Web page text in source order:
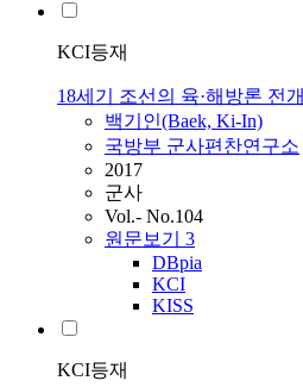
KCI등재
18세기 조선의 육·해방론 전개
백기인(Baek, Ki-In)
국방부 군사편찬연구소
2017
군사
Vol.- No.104
원문보기 3
DBpia
KCI
KISS
KCI등재